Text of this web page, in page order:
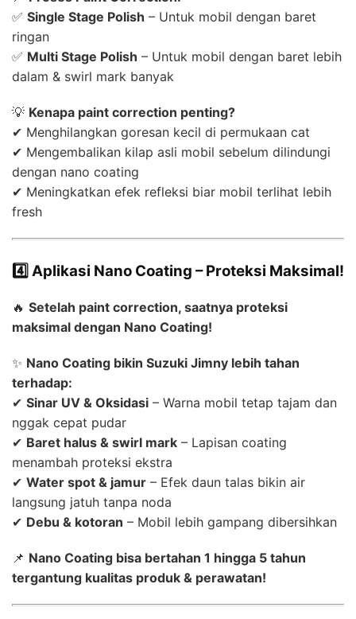
✅ Single Stage Polish – Untuk mobil dengan baret
ringan
✅ Multi Stage Polish – Untuk mobil dengan baret lebih
dalam & swirl mark banyak
💡 Kenapa paint correction penting?
✔ Menghilangkan goresan kecil di permukaan cat
✔ Mengembalikan kilap asli mobil sebelum dilindungi
dengan nano coating
✔ Meningkatkan efek refleksi biar mobil terlihat lebih
fresh
4️⃣ Aplikasi Nano Coating – Proteksi Maksimal!
🔥 Setelah paint correction, saatnya proteksi
maksimal dengan Nano Coating!
✨ Nano Coating bikin Suzuki Jimny lebih tahan
terhadap:
✔ Sinar UV & Oksidasi – Warna mobil tetap tajam dan
nggak cepat pudar
✔ Baret halus & swirl mark – Lapisan coating
menambah proteksi ekstra
✔ Water spot & jamur – Efek daun talas bikin air
langsung jatuh tanpa noda
✔ Debu & kotoran – Mobil lebih gampang dibersihkan
📌 Nano Coating bisa bertahan 1 hingga 5 tahun
tergantung kualitas produk & perawatan!